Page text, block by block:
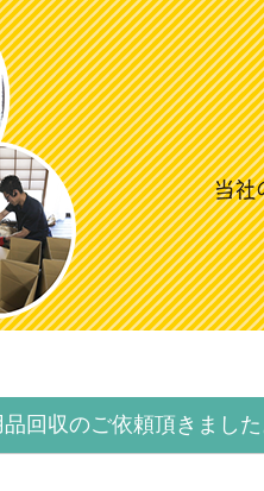
回収のご依頼頂きました